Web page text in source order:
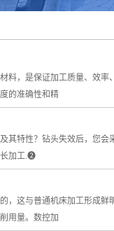
，是保证加工质量、效率
的准确性和精
特性？钻头失效后，您
长加工.❷
这与普通机床加工形成
用量。数控加